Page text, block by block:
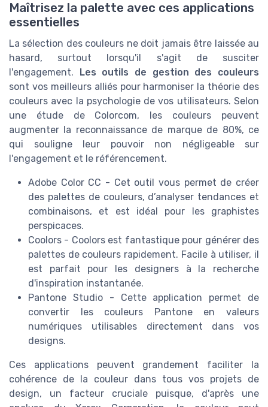
Maîtrisez la palette avec ces applications
essentielles
La sélection des couleurs ne doit jamais être laissée au
hasard, surtout lorsqu'il s'agit de susciter
l'engagement.
Les outils de gestion des couleurs
sont vos meilleurs alliés pour harmoniser la théorie des
couleurs avec la psychologie de vos utilisateurs. Selon
une étude de Colorcom, les couleurs peuvent
augmenter la reconnaissance de marque de 80%, ce
qui souligne leur pouvoir non négligeable sur
l'engagement et le référencement.
Adobe Color CC - Cet outil vous permet de créer
des palettes de couleurs, d’analyser tendances et
combinaisons, et est idéal pour les graphistes
perspicaces.
Coolors - Coolors est fantastique pour générer des
palettes de couleurs rapidement. Facile à utiliser, il
est parfait pour les designers à la recherche
d'inspiration instantanée.
Pantone Studio - Cette application permet de
convertir les couleurs Pantone en valeurs
numériques utilisables directement dans vos
designs.
Ces applications peuvent grandement faciliter la
cohérence de la couleur dans tous vos projets de
design, un facteur cruciale puisque, d'après une